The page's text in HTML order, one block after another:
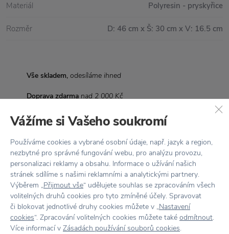
Vše skladem, odesíláme ihned
Doprava zdarma nad 2 000 Kč
Vrácení zboží do 30 dnů
7500+ produktů na výběr
Showroom ve Zlíně
Materiál Polyresin - pryskyřice
Rozměr D: 46 cm x Š: 30 cm x V: 16.5 cm
Stojí zapozornost
Vážíme si Vašeho soukromí
Používáme cookies a vybrané osobní údaje, např. jazyk a region,
nezbytné pro správné fungování webu, pro analýzu provozu,
personalizaci reklamy a obsahu. Informace o užívání našich
stránek sdílíme s našimi reklamními a analytickými partnery.
Výběrem „Přijmout vše“ udělujete souhlas se zpracováním všech
volitelných druhů cookies pro tyto zmíněné účely. Spravovat
či blokovat jednotlivé druhy cookies můžete v „Nastavení
cookies“. Zpracování volitelných cookies můžete také odmítnout.
Více informací v Zásadách používání souborů cookies.